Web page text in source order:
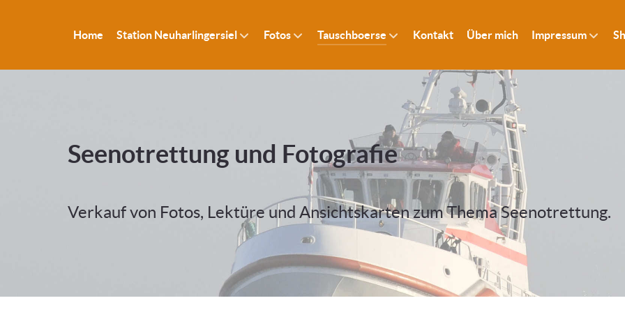
Home Station Neuharlingersiel Fotos Tauschboerse Kontakt Über mich Impressum
Seenotrettung und Fotografie
Verkauf von Fotos, Lektüre und Ansichtskarten zum Thema Seenotrettung.